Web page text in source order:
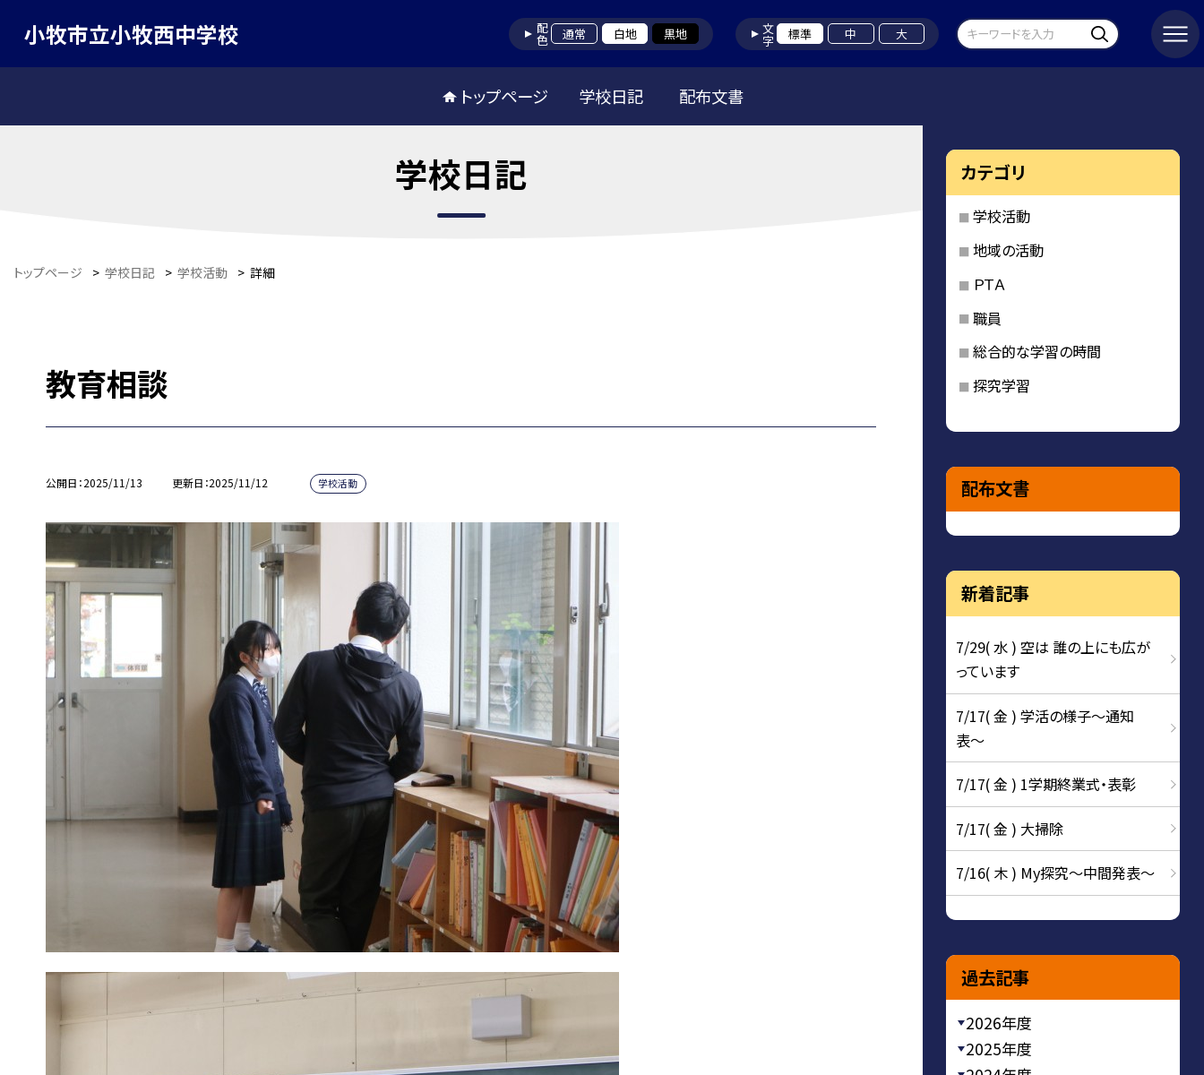
小牧市立小牧西中学校 配色 通常 白地 黒地 文字 標準 中 大
トップページ 学校日記 配布文書
学校日記
トップページ > 学校日記 > 学校活動 > 詳細
教育相談
公開日 2025/11/13 更新日 2025/11/12 学校活動
カテゴリ
学校活動
地域の活動
ＰＴＡ
職員
総合的な学習の時間
探究学習
配布文書
新着記事
7/29( 水 ) 空は 誰の上にも広が
っています
7/17( 金 ) 学活の様子〜通知
表〜
7/17( 金 ) 1学期終業式・表彰
7/17( 金 ) 大掃除
7/16( 木 ) My探究～中間発表～
過去記事
2026年度
2025年度